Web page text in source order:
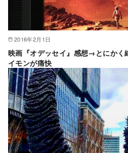
2016年2月1日
映画『オデッセイ』感想→とにかく
イモンが痛快